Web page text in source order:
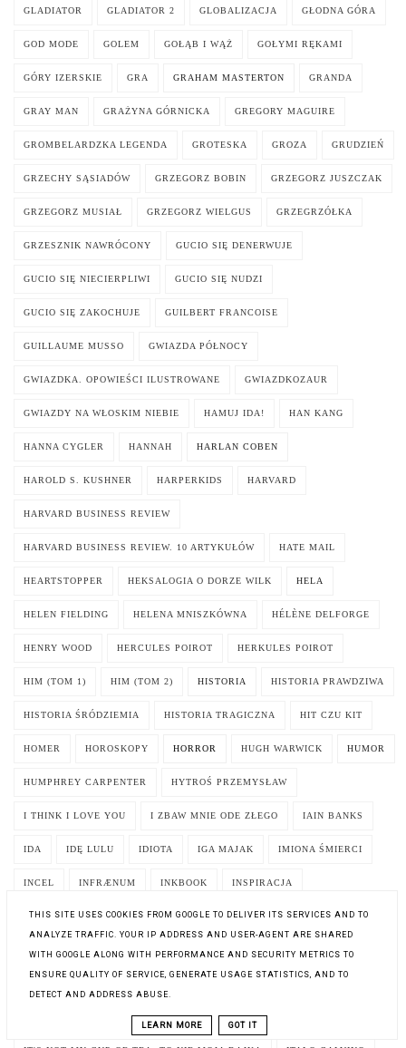
GLADIATOR GLADIATOR 2 GLOBALIZACJA GŁODNA GÓRA
GOD MODE GOLEM GOŁĄB I WĄŻ GOŁYMI RĘKAMI
GÓRY IZERSKIE GRA GRAHAM MASTERTON GRANDA
GRAY MAN GRAŻYNA GÓRNICKA GREGORY MAGUIRE
GROMBELARDZKA LEGENDA GROTESKA GROZA GRUDZIEŃ
GRZECHY SĄSIADÓW GRZEGORZ BOBIN GRZEGORZ JUSZCZAK
GRZEGORZ MUSIAŁ GRZEGORZ WIELGUS GRZEGRZÓŁKA
GRZESZNIK NAWRÓCONY GUCIO SIĘ DENERWUJE
GUCIO SIĘ NIECIERPLIWI GUCIO SIĘ NUDZI
GUCIO SIĘ ZAKOCHUJE GUILBERT FRANCOISE
GUILLAUME MUSSO GWIAZDA PÓŁNOCY
GWIAZDKA. OPOWIEŚCI ILUSTROWANE GWIAZDKOZAUR
GWIAZDY NA WŁOSKIM NIEBIE HAMUJ IDA! HAN KANG
HANNA CYGLER HANNAH HARLAN COBEN
HAROLD S. KUSHNER HARPERKIDS HARVARD
HARVARD BUSINESS REVIEW
HARVARD BUSINESS REVIEW. 10 ARTYKUŁÓW HATE MAIL
HEARTSTOPPER HEKSALOGIA O DORZE WILK HELA
HELEN FIELDING HELENA MNISZKÓWNA HÉLÈNE DELFORGE
HENRY WOOD HERCULES POIROT HERKULES POIROT
HIM (TOM 1) HIM (TOM 2) HISTORIA HISTORIA PRAWDZIWA
HISTORIA ŚRÓDZIEMIA HISTORIA TRAGICZNA HIT CZU KIT
HOMER HOROSKOPY HORROR HUGH WARWICK HUMOR
HUMPHREY CARPENTER HYTROŚ PRZEMYSŁAW
I THINK I LOVE YOU I ZBAW MNIE ODE ZŁEGO IAIN BANKS
IDA IDĘ LULU IDIOTA IGA MAJAK IMIONA ŚMIERCI
INCEL INFRÆNUM INKBOOK INSPIRACJA
INSTYTUT LITERATURY INTRUZI INTRYGA
INTRYGA CHODZI W SZPILKACH INWARD. PODRÓŻ W GŁĄB SIEBIE
ISABEL ALLENDE ISABELLE BOTTIER
THIS SITE USES COOKIES FROM GOOGLE TO DELIVER ITS SERVICES AND TO
ANALYZE TRAFFIC. YOUR IP ADDRESS AND USER-AGENT ARE SHARED
WITH GOOGLE ALONG WITH PERFORMANCE AND SECURITY METRICS TO
ENSURE QUALITY OF SERVICE, GENERATE USAGE STATISTICS, AND TO
DETECT AND ADDRESS ABUSE.
LEARN MORE GOT IT